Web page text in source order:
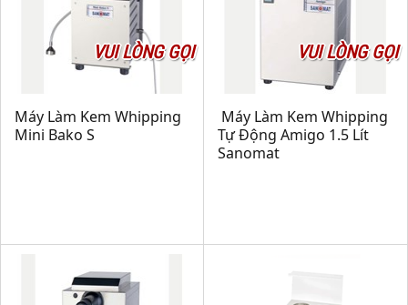
VUI LÒNG GỌI
Máy Làm Kem Whipping
Mini Bako S
VUI LÒNG GỌI
Máy Làm Kem Whipping
Tự Động Amigo 1.5 Lít
Sanomat